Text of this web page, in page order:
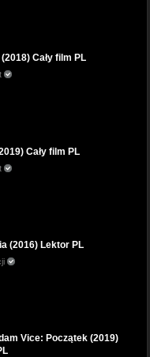
Cały film PL
Cały film PL
(2016) Lektor PL
Vice: Początek (2019)